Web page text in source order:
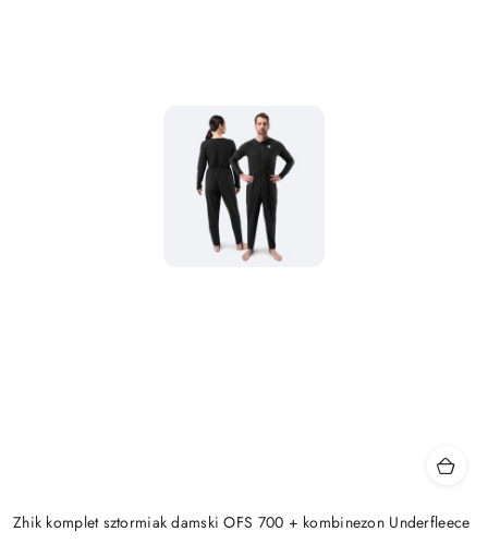
Zhik komplet sztormiak damski OFS 700 + kombinezon Underfleece